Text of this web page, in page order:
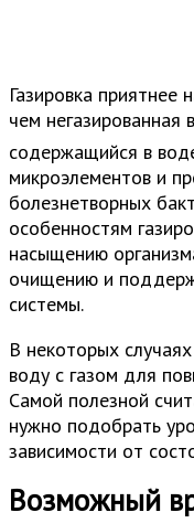
Газировка приятнее
чем негазированная
содержащийся в
микроэлементов и
болезнетворных
особенностям
насыщению
очищению и
системы.
В некоторых
воду с газом для
Самой полезной
нужно подобрать
зависимости от
Возможный